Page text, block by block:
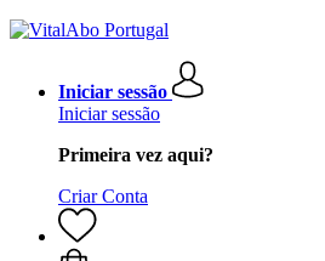
Iniciar sessão
Iniciar sessão
Primeira vez aqui?
Criar Conta